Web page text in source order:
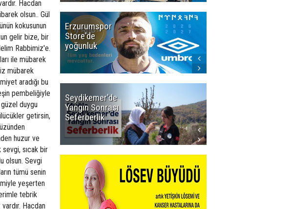
Erzurumspor
Store'de
yoğunluk
Seydikemer'de
Yangın Sonrası
Seferberlik